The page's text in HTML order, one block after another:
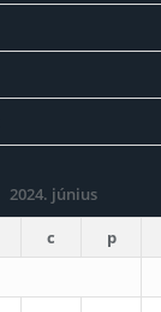
2024. június
c p